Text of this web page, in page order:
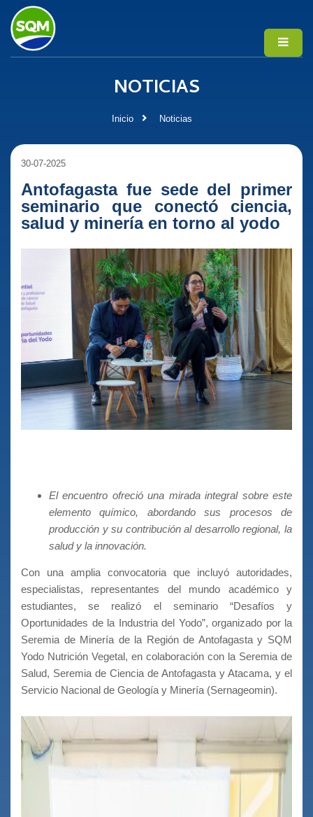
NOTICIAS
Inicio Noticias
30-07-2025
Antofagasta fue sede del primer
seminario que conectó ciencia,
salud y minería en torno al yodo
El encuentro ofreció una mirada integral sobre este
elemento químico, abordando sus procesos de
producción y su contribución al desarrollo regional, la
salud y la innovación.
Con una amplia convocatoria que incluyó autoridades,
especialistas, representantes del mundo académico y
estudiantes, se realizó el seminario “Desafíos y
Oportunidades de la Industria del Yodo”, organizado por la
Seremia de Minería de la Región de Antofagasta y SQM
Yodo Nutrición Vegetal, en colaboración con la Seremia de
Salud, Seremia de Ciencia de Antofagasta y Atacama, y el
Servicio Nacional de Geología y Minería (Sernageomin).